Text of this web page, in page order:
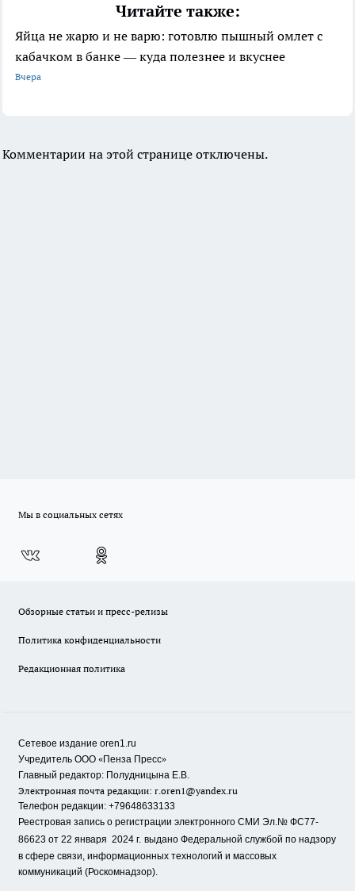
Читайте также:
Яйца не жарю и не варю: готовлю пышный омлет с
кабачком в банке — куда полезнее и вкуснее
Вчера
Комментарии на этой странице отключены.
Мы в социальных сетях
Обзорные статьи и пресс-релизы
Политика конфиденциальности
Редакционная политика
Сетевое издание oren1.ru
Учредитель ООО «Пенза Пресс»
Главный редактор: Полудницына Е.В.
Электронная почта редакции: r.oren1@yandex.ru
Телефон редакции: +79648633133
Реестровая запись о регистрации электронного СМИ Эл.№ ФС77-
86623 от 22 января 2024 г. выдано Федеральной службой по надзору
в сфере связи, информационных технологий и массовых
коммуникаций (Роскомнадзор).